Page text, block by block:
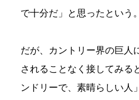
で十分だ」と思ったという。
だが、カントリー界の巨人
されることなく接してみる
ンドリーで、素晴らしい人